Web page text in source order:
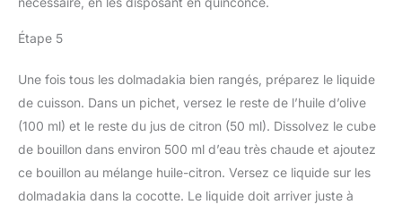
Étape 5
Une fois tous les dolmadakia bien rangés, préparez le liquide
de cuisson. Dans un pichet, versez le reste de l’huile d’olive
(100 ml) et le reste du jus de citron (50 ml). Dissolvez le cube
de bouillon dans environ 500 ml d’eau très chaude et ajoutez
ce bouillon au mélange huile-citron. Versez ce liquide sur les
dolmadakia dans la cocotte. Le liquide doit arriver juste à